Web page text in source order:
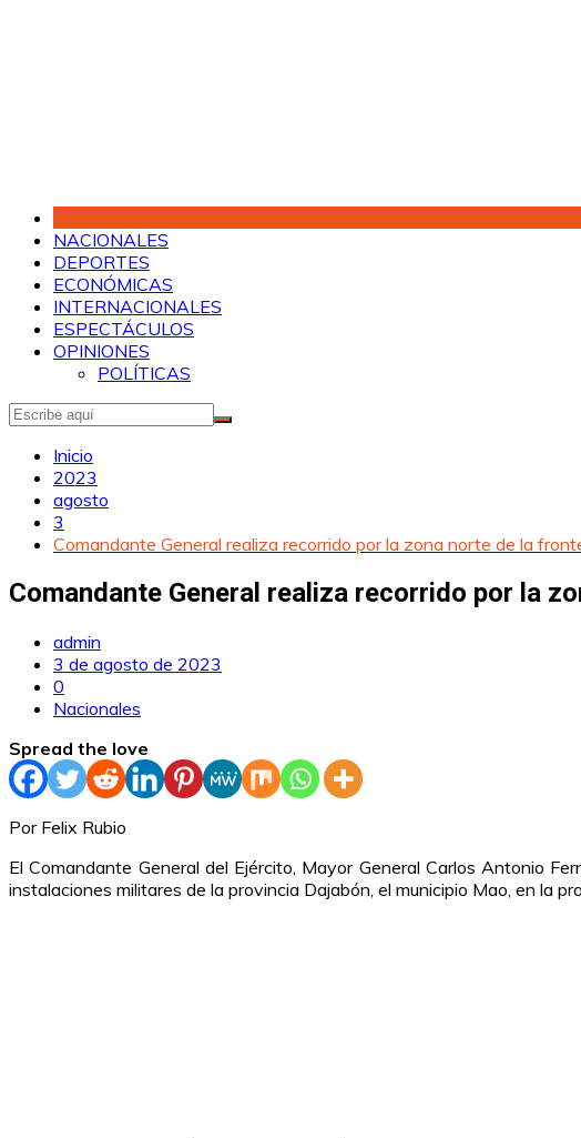
NACIONALES
DEPORTES
ECONÓMICAS
INTERNACIONALES
ESPECTÁCULOS
OPINIONES
POLÍTICAS
Inicio
2023
agosto
3
Comandante General realiza recorrido por la zona norte de la
Comandante General realiza recorrido por la
admin
3 de agosto de 2023
0
Nacionales
Spread the love
Por Felix Rubio
El Comandante General del Ejército, Mayor General Carlos Antonio
instalaciones militares de la provincia Dajabón, el municipio Mao, en la